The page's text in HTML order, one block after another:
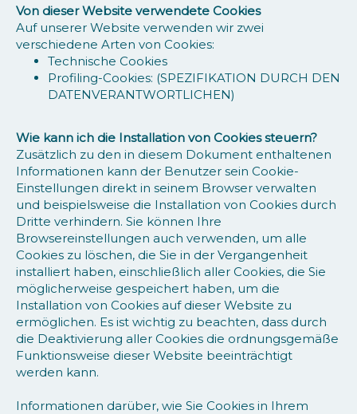
Von dieser Website verwendete Cookies
Auf unserer Website verwenden wir zwei
verschiedene Arten von Cookies:
Technische Cookies
Profiling-Cookies: (SPEZIFIKATION DURCH DEN
DATENVERANTWORTLICHEN)
Wie kann ich die Installation von Cookies steuern?
Zusätzlich zu den in diesem Dokument enthaltenen
Informationen kann der Benutzer sein Cookie-
Einstellungen direkt in seinem Browser verwalten
und beispielsweise die Installation von Cookies durch
Dritte verhindern. Sie können Ihre
Browsereinstellungen auch verwenden, um alle
Cookies zu löschen, die Sie in der Vergangenheit
installiert haben, einschließlich aller Cookies, die Sie
möglicherweise gespeichert haben, um die
Installation von Cookies auf dieser Website zu
ermöglichen. Es ist wichtig zu beachten, dass durch
die Deaktivierung aller Cookies die ordnungsgemäße
Funktionsweise dieser Website beeinträchtigt
werden kann.
Informationen darüber, wie Sie Cookies in Ihrem